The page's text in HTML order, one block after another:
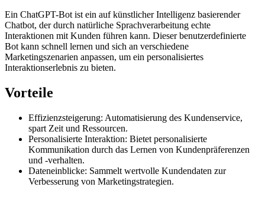
Ein ChatGPT-Bot ist ein auf künstlicher Intelligenz basierender
Chatbot, der durch natürliche Sprachverarbeitung echte
Interaktionen mit Kunden führen kann. Dieser benutzerdefinierte
Bot kann schnell lernen und sich an verschiedene
Marketingszenarien anpassen, um ein personalisiertes
Interaktionserlebnis zu bieten.
Vorteile
Effizienzsteigerung: Automatisierung des Kundenservice,
spart Zeit und Ressourcen.
Personalisierte Interaktion: Bietet personalisierte
Kommunikation durch das Lernen von Kundenpräferenzen
und -verhalten.
Dateneinblicke: Sammelt wertvolle Kundendaten zur
Verbesserung von Marketingstrategien.